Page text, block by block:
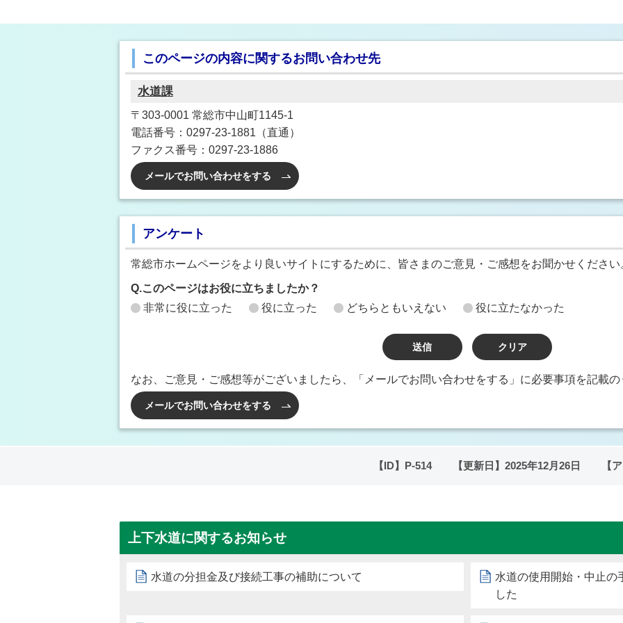
このページの内容に関するお問い合わせ先
水道課
〒303-0001 常総市中山町1145-1
電話番号：0297-23-1881（直通）
ファクス番号：0297-23-1886
メールでお問い合わせをする
アンケート
常総市ホームページをより良いサイトにするために、皆さまのご意見・ご感想をお聞かせください
Q.このページはお役に立ちましたか？
非常に役に立った
役に立った どちらともいえない 役に立たなかった
なお、ご意見・ご感想等がございましたら、「メールでお問い合わせをする」に必要事項を記載
メールでお問い合わせをする
【ID】 P-514 【更新日】 2025年12月26日 【
上下水道に関するお知らせ
水道の分担金及び接続工事の補助について
水道の使用開始・中止の
した